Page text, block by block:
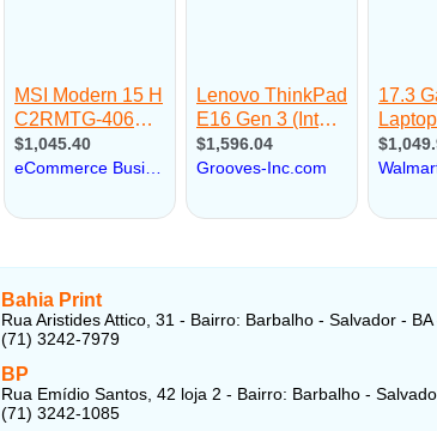
Bahia Print
Rua Aristides Attico, 31 - Bairro: Barbalho - Salvador -
(71) 3242-7979
BP
Rua Emídio Santos, 42 loja 2 - Bairro: Barbalho -
(71) 3242-1085